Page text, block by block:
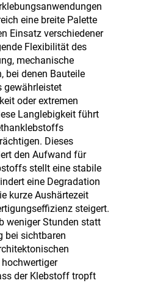
eine breite Palette
Einsatz verschiedener
Flexibilität des
mechanische
bei denen Bauteile
gewährleistet
oder extremen
Langlebigkeit führt
Dieses
den Aufwand für
stellt eine stabile
eine Degradation
kurze Aushärtezeit
steigert.
weniger Stunden statt
bei sichtbaren
der Klebstoff tropft